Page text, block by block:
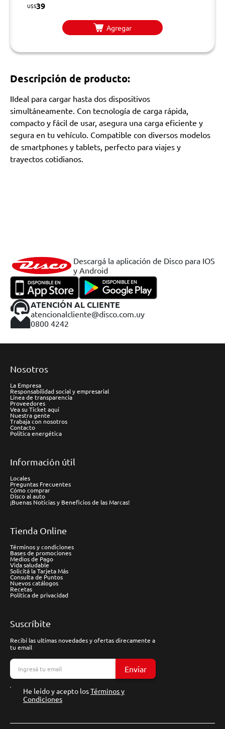
U$S39
Agregar
Descripción de producto:
IIdeal para cargar hasta dos dispositivos
simultáneamente. Con tecnología de carga rápida,
compacto y fácil de usar, asegura una carga eficiente y
segura en tu vehículo. Compatible con diversos modelos
de smartphones y tablets, perfecto para viajes y
trayectos cotidianos.
Descargá la aplicación de Disco para IOS
y Android
ATENCIÓN AL CLIENTE
atencionalcliente@disco.com.uy
0800 4242
Nosotros
La Empresa
Responsabilidad social y empresarial
Línea de transparencia
Proveedores
Vea su Ticket aquí
Nuestra gente
Trabaja con nosotros
Contacto
Política energética
Información útil
Locales
Preguntas Frecuentes
Cómo comprar
Disco al auto
¡Buenas Noticias y Beneficios de las Marcas!
Tienda Online
Términos y condiciones
Bases de promociones
Medios de Pago
Vida saludable
Solicitá la Tarjeta Más
Consulta de Puntos
Nuevos catálogos
Recetas
Política de privacidad
Suscríbite
Recibí las ultimas novedades y ofertas direcamente a
tu email
Enviar
He leído y acepto losTérminos y
Condiciones